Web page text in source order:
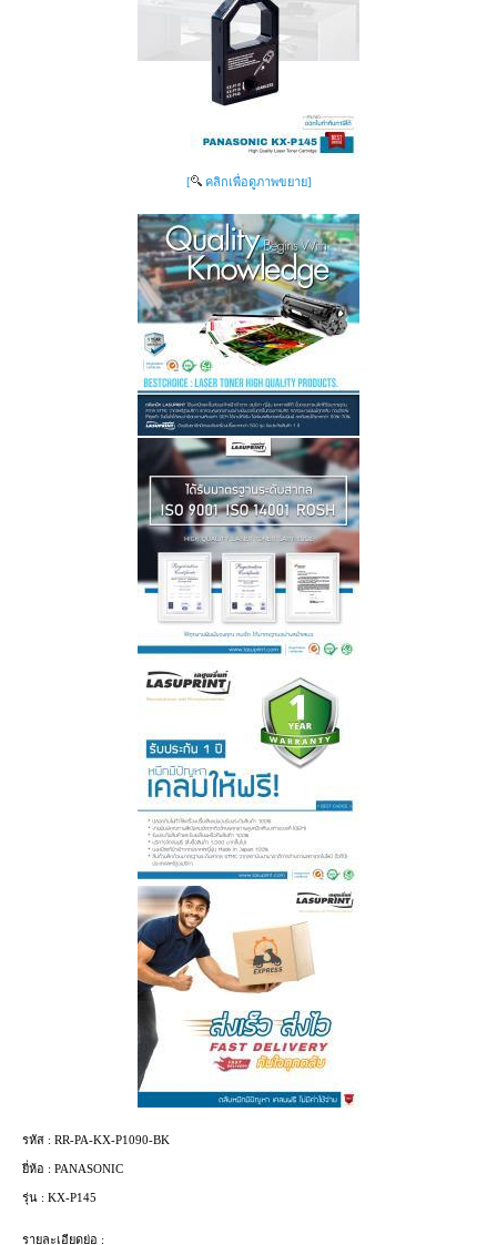
[ คลิกเพื่อดูภาพขยาย]
รหัส : RR-PA-KX-P1090-BK
ยี่ห้อ : PANASONIC
รุ่น : KX-P145
รายละเอียดย่อ :